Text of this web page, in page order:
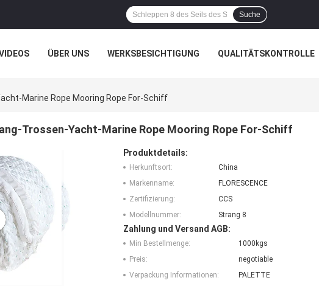
Suche
ÜBER UNS WERKSBESICHTIGUNG QUALITÄTSKONTROLLE
Marine Rope Mooring Rope For-Schiff
Trossen-Yacht-Marine Rope Mooring Rope For-Schiff
Produktdetails:
Herkunftsort:
China
Markenname:
FLORESCENCE
Zertifizierung:
CCS
Modellnummer:
Strang 8
Zahlung und Versand AGB:
Min Bestellmenge:
1000kgs
Preis:
negotiable
Verpackung Informationen:
PALETTE